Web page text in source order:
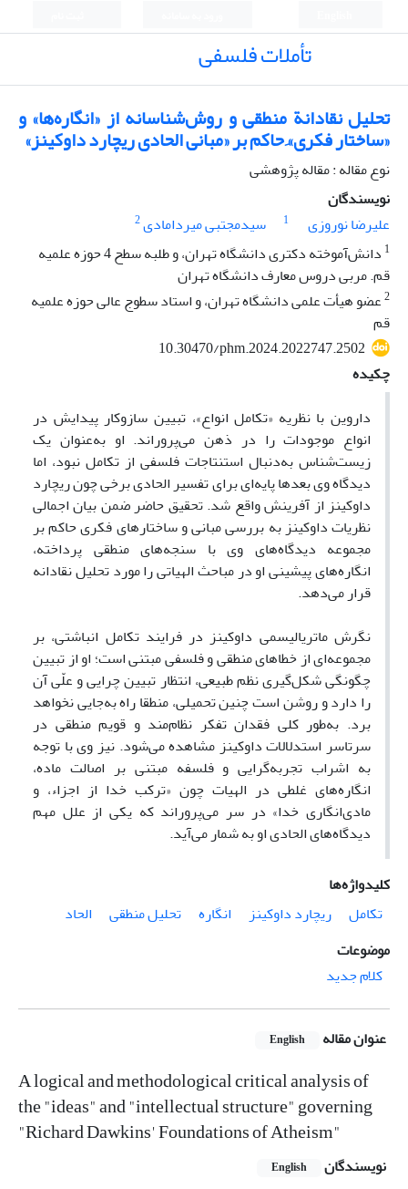
تأملات فلسفی
تحلیل نقادانة منطقی و روش‌شناسانه از «انگاره‌ها» و
«ساختار فکری»ِ حاکم بر «مبانی الحادی ریچارد داوکینز»
نوع مقاله : مقاله پژوهشی
نویسندگان
علیرضا نوروزی
1 سیدمجتبی میردامادی2
1
دانش‌آموخته دکتری دانشگاه تهران، و طلبه سطح 4 حوزه علمیه
قم. مربی دروس معارف دانشگاه تهران
2عضو هیأت علمی دانشگاه تهران، و استاد سطوج عالی حوزه علمیه
قم
10.30470/phm.2024.2022747.2502
چکیده
داروین با نظریه «تکامل انواع»، تبیین سازوکار پیدایش در
انواع موجودات را در ذهن می‌پروراند. او به‌عنوان یک
زیست‌شناس به‌دنبال استنتاجات فلسفی از تکامل نبود، اما
دیدگاه وی بعدها پایه‌ای برای تفسیر الحادی برخی چون ریچارد
داوکینز از آفرینش واقع شد. تحقیق حاضر ضمن بیان اجمالی
نظریات داوکینز به بررسی مبانی و ساختارهای فکری حاکم بر
مجموعه دیدگاه‌های وی با سنجه‌های منطقی پرداخته،
انگاره‌های پیشینی او در مباحث الهیاتی را مورد تحلیل نقادانه
قرار می‌دهد.
نگرش ماتریالیسمی داوکینز در فرایند تکامل انباشتی، بر
مجموعه‌ای از خطاهای منطقی و فلسفی مبتنی است؛ او از تبیین
چگونگی شکل‌گیری نظم طبیعی، انتظار تبیین چرایی و علّی آن
را دارد و روشن است چنین تحمیلی، منطقا راه به‌جایی نخواهد
برد. به‌طور کلی فقدان تفکر نظام‌مند و قویم منطقی در
سرتاسر استدلالات داوکینز مشاهده می‌شود. نیز وی با توجه
به اشراب تجربه‌گرایی و فلسفه مبتنی بر اصالت ماده،
انگاره‌های غلطی در الهیات چون «ترکب خدا از اجزاء، و
مادی‌انگاری خدا» در سر می‌پروراند که یکی از علل مهم
دیدگاه‌های الحادی او به شمار می‌آید.
کلیدواژه‌ها
تکامل
ریچارد داوکینز انگاره تحلیل منطقی
الحاد
موضوعات
کلام جدید
عنوان مقاله English
A logical and methodological critical analysis of
the "ideas" and "intellectual structure" governing
"Richard Dawkins' Foundations of Atheism"
نویسندگان English